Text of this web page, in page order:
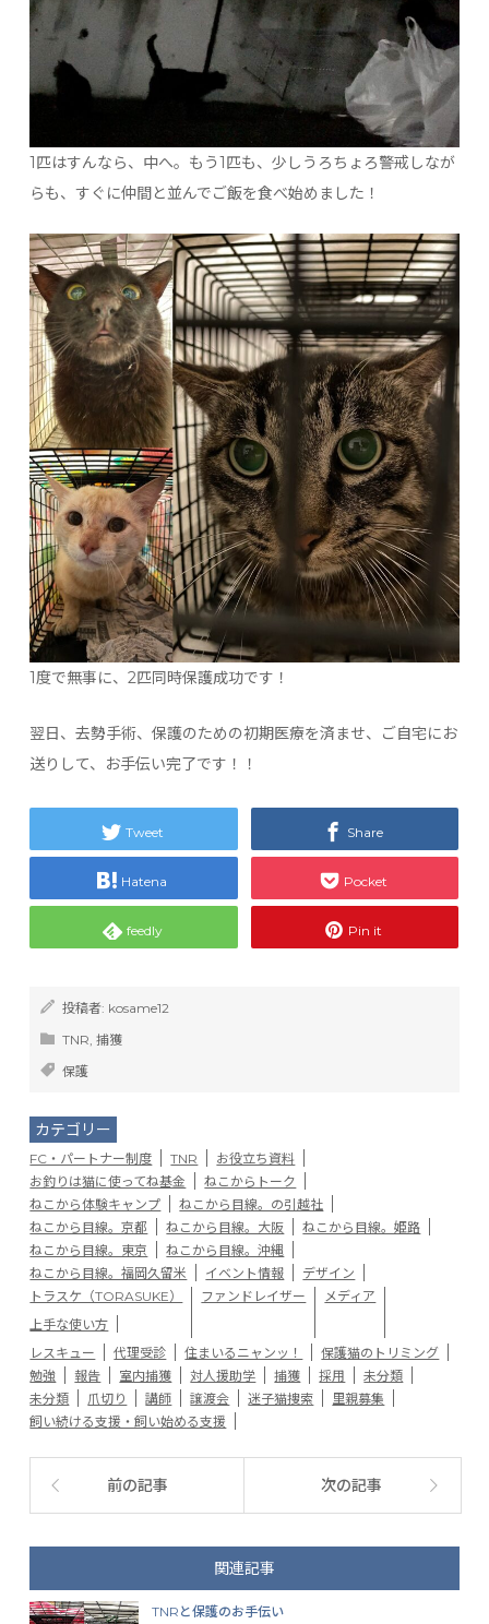
1匹はすんなら、中へ。もう1匹も、少しうろちょろ警戒しなが
らも、すぐに仲間と並んでご飯を食べ始めました！
1度で無事に、2匹同時保護成功です！
翌日、去勢手術、保護のための初期医療を済ませ、ご自宅にお
送りして、お手伝い完了です！！
Tweet Share
Hatena Pocket
feedly Pin it
投稿者: kosame12
TNR ,捕獲
保護
カテゴリー
FC・パートナー制度 TNR
お役立ち資料
お釣りは猫に使ってね基金
ねこからトーク
ねこから体験キャンプ
ねこから目線。の引越社
ねこから目線。京都
ねこから目線。大阪
ねこから目線。姫路
ねこから目線。東京
ねこから目線。沖縄
ねこから目線。福岡久留米
イベント情報
デザイン
トラスケ（TORASUKE）
上手な使い方
ファンドレイザー メディア
レスキュー 代理受診 住まいるニャンッ！
保護猫のトリミング
勉強
報告 室内捕獲 対人援助学 捕獲 採用
未分類
未分類
爪切り 講師 譲渡会 迷子猫捜索
里親募集
飼い続ける支援・飼い始める支援
前の記事 次の記事
関連記事
TNRと保護のお手伝い